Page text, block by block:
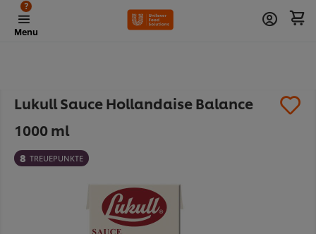
Menu
?
Lukull Sauce Hollandaise Balance
1000 ml
8 TREUEPUNKTE